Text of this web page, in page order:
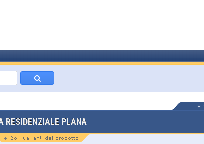
RESIDENZIALE PLANA